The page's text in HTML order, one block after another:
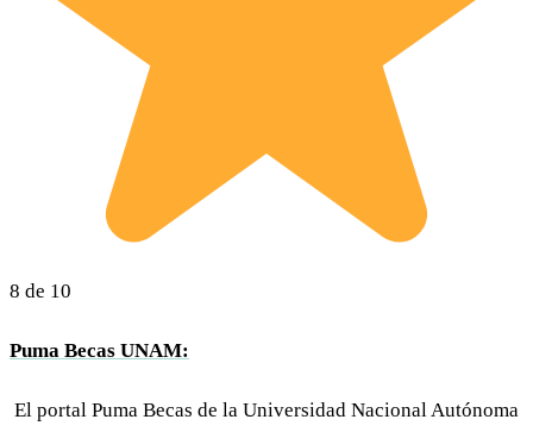
8 de 10
Puma Becas UNAM:
El portal Puma Becas de la Universidad Nacional Autónoma